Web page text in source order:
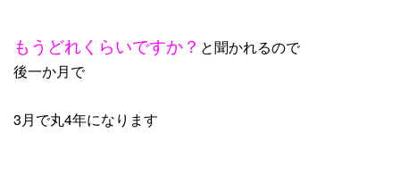
もうどれくらいですか？ と聞かれるので
後一か月で
3月で丸4年になります